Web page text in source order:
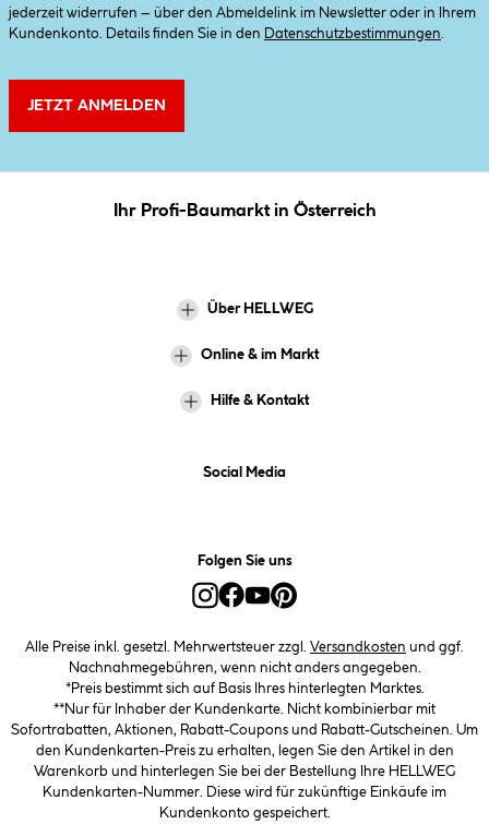
jederzeit widerrufen – über den Abmeldelink im Newsletter oder in Ihrem
Kundenkonto. Details finden Sie in den
Datenschutzbestimmungen
JETZT ANMELDEN
Ihr Profi-Baumarkt in Österreich
Über HELLWEG
Online & im Markt
Hilfe & Kontakt
Social Media
Folgen Sie uns
Alle Preise inkl. gesetzl. Mehrwertsteuer zzgl. Versandkosten und ggf.
Nachnahmegebühren, wenn nicht anders angegeben.
*Preis bestimmt sich auf Basis Ihres hinterlegten Marktes.
**Nur für Inhaber der Kundenkarte. Nicht kombinierbar mit
Sofortrabatten, Aktionen, Rabatt-Coupons und Rabatt-Gutscheinen. Um
den Kundenkarten-Preis zu erhalten, legen Sie den Artikel in den
Warenkorb und hinterlegen Sie bei der Bestellung Ihre HELLWEG
Kundenkarten-Nummer. Diese wird für zukünftige Einkäufe im
Kundenkonto gespeichert.